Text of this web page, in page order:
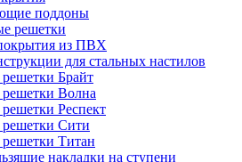
поддоны
решетки
из ПВХ
для стальных настилов
Брайт
Волна
Респект
Сити
Титан
накладки на ступени